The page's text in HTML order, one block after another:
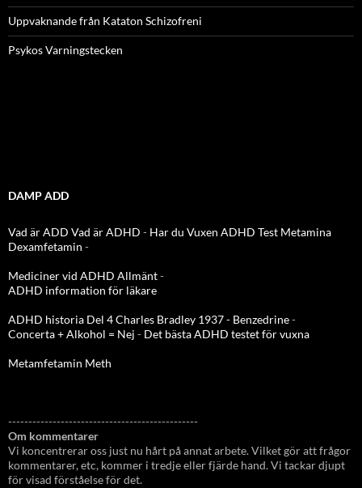
Uppvaknande från Kataton Schizofreni
Psykos Varningstecken
DAMP ADD
Vad är ADD Vad är ADHD - Har du Vuxen ADHD Test Metamina
Dexamfetamin -
Mediciner vid ADHD Allmänt-
ADHD information för läkare
ADHD historia Del 4 Charles Bradley 1937 - Benzedrine-
Concerta + Alkohol = Nej - Det bästa ADHD testet för vuxna
Metamfetamin Meth
-----------------------------------------------
Om kommentarer
Vi koncentrerar oss just nu hårt på annat arbete. Vilket gör att frågor
kommentarer, etc, kommer i tredje eller fjärde hand. Vi tackar djupt
för visad förståelse för det.